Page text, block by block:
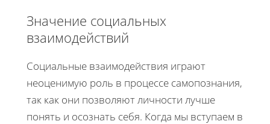
Значение социальных
взаимодействий
Социальные взаимодействия играют
неоценимую роль в процессе самопознания,
так как они позволяют личности лучше
понять и осознать себя. Когда мы вступаем в